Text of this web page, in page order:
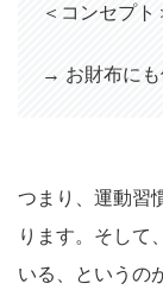
＜コンセプト
→ お財布に
つまり、運動習
ります。そして
いる、というの